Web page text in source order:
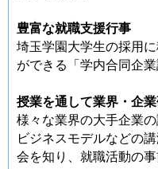
豊富な就職支援行事
埼玉学園大学生の採用
ができる「学内合同企
授業を通して業界・企
様々な業界の大手企業
ビジネスモデルなどの
会を知り、就職活動の事